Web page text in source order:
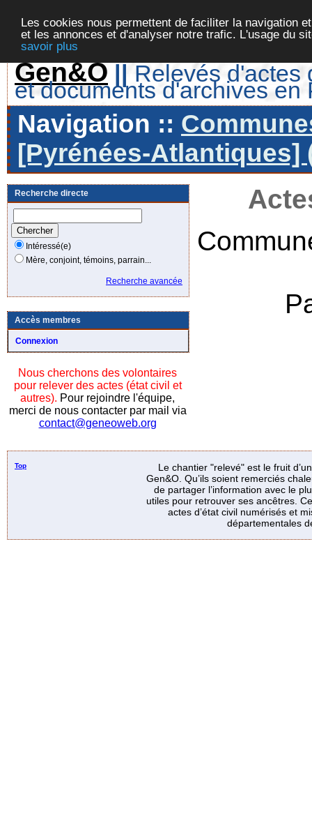
Les cookies nous permettent de faciliter la navigation
et les annonces et d'analyser notre trafic. L'usage du
savoir plus
Gen&O || Relevés d'actes
et documents d'archives en
Navigation ::
[Pyrénées-Atlantiques]
Recherche directe
Intéressé(e)
Mère, conjoint, témoins, parrain...
Recherche avancée
Accès membres
Connexion
Nous cherchons des volontaires
pour relever des actes (état civil et
autres). Pour rejoindre l'équipe,
merci de nous contacter par mail via
contact@geneoweb.org
Top
Le chantier "relevé" est le fruit
Gen&O. Qu’ils soient remerciés
de partager l’information avec le
utiles pour retrouver ses ancêtres.
actes d’état civil numérisés et
départementales